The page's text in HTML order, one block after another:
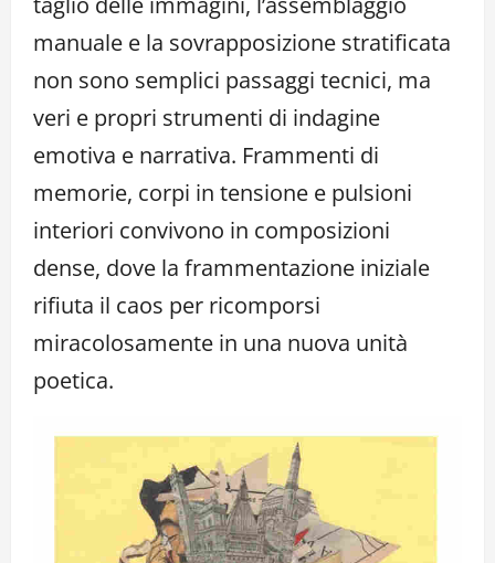
manuale e la sovrapposizione stratificata
non sono semplici passaggi tecnici, ma
veri e propri strumenti di indagine
emotiva e narrativa. Frammenti di
memorie, corpi in tensione e pulsioni
interiori convivono in composizioni
dense, dove la frammentazione iniziale
rifiuta il caos per ricomporsi
miracolosamente in una nuova unità
poetica.